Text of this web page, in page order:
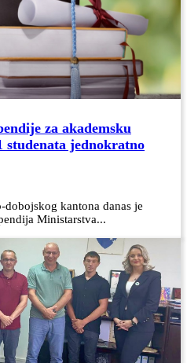
za akademsku
studenata jednokratno
kantona danas je
Ministarstva...